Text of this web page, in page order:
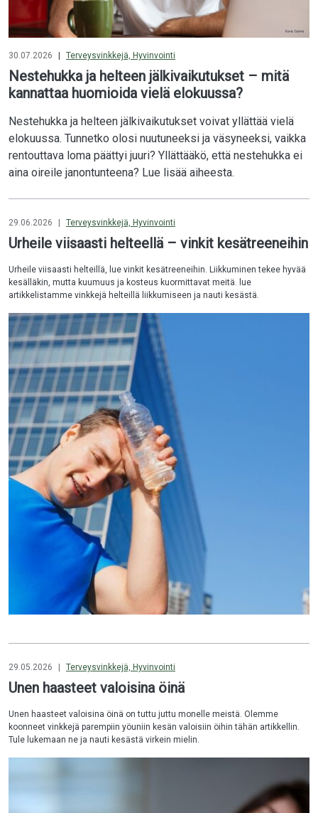
30.07.2026 Terveysvinkkejä, Hyvinvointi
Nestehukka ja helteen jälkivaikutukset – mitä
kannattaa huomioida vielä elokuussa?
Nestehukka ja helteen jälkivaikutukset voivat yllättää vielä
elokuussa. Tunnetko olosi nuutuneeksi ja väsyneeksi, vaikka
rentouttava loma päättyi juuri? Yllättääkö, että nestehukka ei
aina oireile janontunteena? Lue lisää aiheesta.
29.06.2026 Terveysvinkkejä, Hyvinvointi
Urheile viisaasti helteellä – vinkit kesätreeneihin
Urheile viisaasti helteillä, lue vinkit kesätreeneihin. Liikkuminen tekee hyvää
kesälläkin, mutta kuumuus ja kosteus kuormittavat meitä. lue
artikkelistamme vinkkejä helteillä liikkumiseen ja nauti kesästä.
29.05.2026 Terveysvinkkejä, Hyvinvointi
Unen haasteet valoisina öinä
Unen haasteet valoisina öinä on tuttu juttu monelle meistä. Olemme
koonneet vinkkejä parempiin yöuniin kesän valoisiin öihin tähän artikkellin.
Tule lukemaan ne ja nauti kesästä virkein mielin.